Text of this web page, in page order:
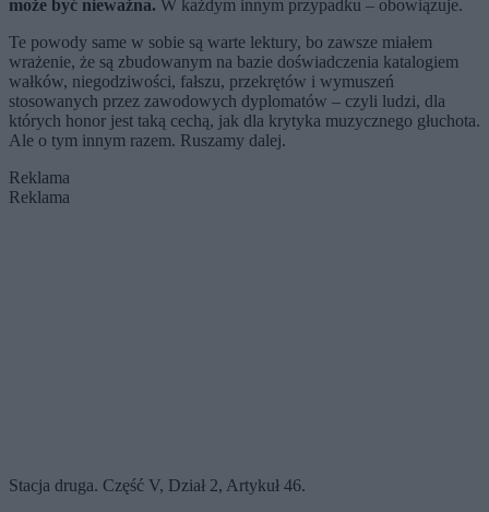
może być nieważna. W każdym innym przypadku – obowiązuje.
Te powody same w sobie są warte lektury, bo zawsze miałem
wrażenie, że są zbudowanym na bazie doświadczenia katalogiem
wałków, niegodziwości, fałszu, przekrętów i wymuszeń
stosowanych przez zawodowych dyplomatów – czyli ludzi, dla
których honor jest taką cechą, jak dla krytyka muzycznego głuchota.
Ale o tym innym razem. Ruszamy dalej.
Reklama
Reklama
Stacja druga. Część V, Dział 2, Artykuł 46.